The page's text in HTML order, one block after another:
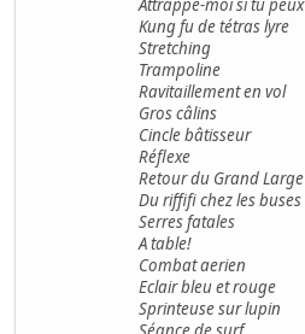
Attrappe-moi si tu peux
Kung fu de tétras lyre
Stretching
Trampoline
Ravitaillement en vol
Gros câlins
Cincle bâtisseur
Réflexe
Retour du Grand Large
Du riffifi chez les buses
Serres fatales
A table!
Combat aerien
Eclair bleu et rouge
Sprinteuse sur lupin